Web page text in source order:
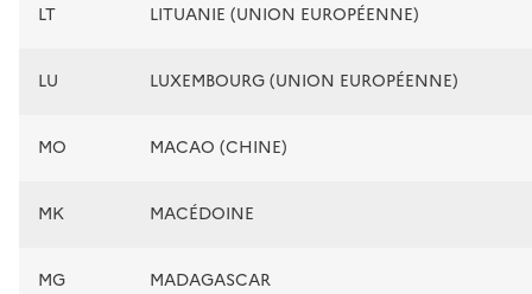
LT LITUANIE (UNION EUROPÉENNE)
LU LUXEMBOURG (UNION EUROPÉENNE)
MO MACAO (CHINE)
MK MACÉDOINE
MG MADAGASCAR